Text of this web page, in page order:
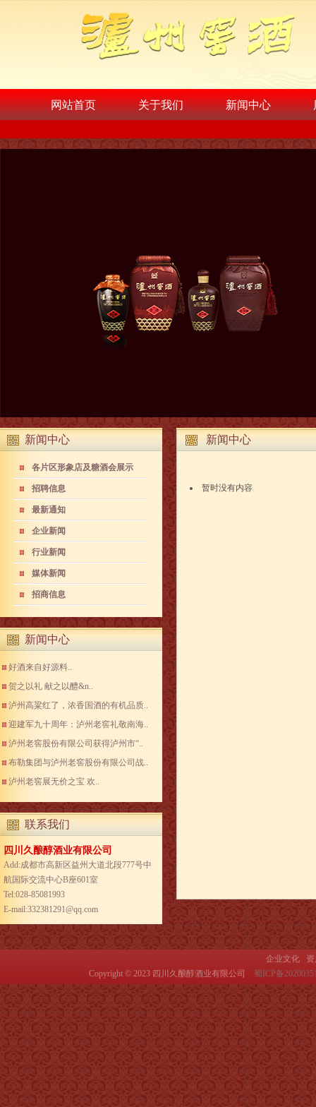
网站首页 关于我们 新闻中心
新闻中心
各片区形象店及糖酒会展示
招聘信息
最新通知
企业新闻
行业新闻
媒体新闻
招商信息
新闻中心
好酒来自好源料..
贺之以礼 献之以醴&n..
泸州高粱红了，浓香国酒的有机品质..
迎建军九十周年：泸州老窖礼敬南海..
泸州老窖股份有限公司获得泸州市“..
布勒集团与泸州老窖股份有限公司战..
泸州老窖展无价之宝 欢..
联系我们
四川久酿醇酒业有限公司
Add:成都市高新区益州大道北段777号中
航国际交流中心B座601室
Tel:028-85081993
E-mail:332381291@qq.com
新闻中心
暂时没有内容
企业文化
Copyright © 2023 四川久酿醇酒业有限公司 蜀ICP备